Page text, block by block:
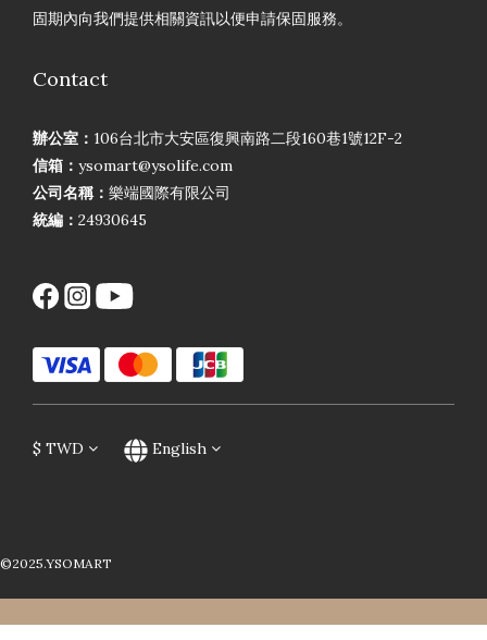
固期內向我們提供相關資訊以便申請保固服務。
Contact
辦公室： 106台北市大安區復興南路二段160巷1號12F-2
信箱： ysomart@ysolife.com
公司名稱： 樂端國際有限公司
統編： 24930645
$ TWD English
©2025.YSOMART